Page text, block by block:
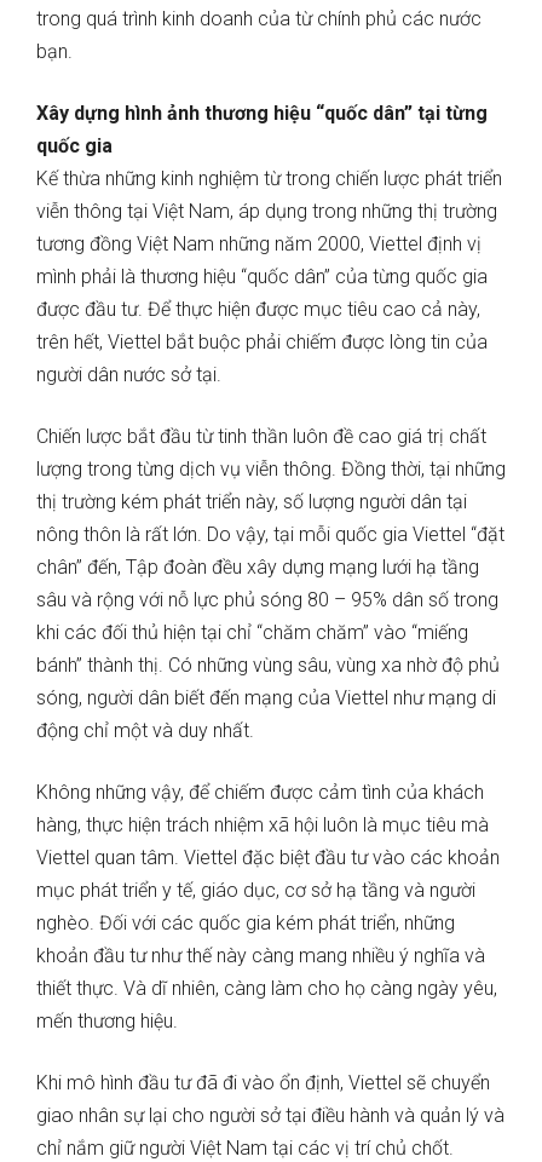
trong quá trình kinh doanh của từ chính phủ các nước
bạn.
Xây dựng hình ảnh thương hiệu “quốc dân” tại từng
quốc gia
Kế thừa những kinh nghiệm từ trong chiến lược phát triển
viễn thông tại Việt Nam, áp dụng trong những thị trường
tương đồng Việt Nam những năm 2000, Viettel định vị
mình phải là thương hiệu “quốc dân” của từng quốc gia
được đầu tư. Để thực hiện được mục tiêu cao cả này,
trên hết, Viettel bắt buộc phải chiếm được lòng tin của
người dân nước sở tại.
Chiến lược bắt đầu từ tinh thần luôn đề cao giá trị chất
lượng trong từng dịch vụ viễn thông. Đồng thời, tại những
thị trường kém phát triển này, số lượng người dân tại
nông thôn là rất lớn. Do vậy, tại mỗi quốc gia Viettel “đặt
chân” đến, Tập đoàn đều xây dựng mạng lưới hạ tầng
sâu và rộng với nỗ lực phủ sóng 80 – 95% dân số trong
khi các đối thủ hiện tại chỉ “chăm chăm” vào “miếng
bánh” thành thị. Có những vùng sâu, vùng xa nhờ độ phủ
sóng, người dân biết đến mạng của Viettel như mạng di
động chỉ một và duy nhất.
Không những vậy, để chiếm được cảm tình của khách
hàng, thực hiện trách nhiệm xã hội luôn là mục tiêu mà
Viettel quan tâm. Viettel đặc biệt đầu tư vào các khoản
mục phát triển y tế, giáo dục, cơ sở hạ tầng và người
nghèo. Đối với các quốc gia kém phát triển, những
khoản đầu tư như thế này càng mang nhiều ý nghĩa và
thiết thực. Và dĩ nhiên, càng làm cho họ càng ngày yêu,
mến thương hiệu.
Khi mô hình đầu tư đã đi vào ổn định, Viettel sẽ chuyển
giao nhân sự lại cho người sở tại điều hành và quản lý và
chỉ nắm giữ người Việt Nam tại các vị trí chủ chốt.